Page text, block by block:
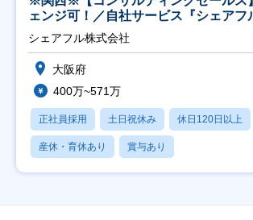
ェンジ可！／自社サービス『シェアフ
シェアフル株式会社
大阪府
400万~571万
正社員採用 土日祝休み 休日120日以上
産休・育休あり 賞与あり